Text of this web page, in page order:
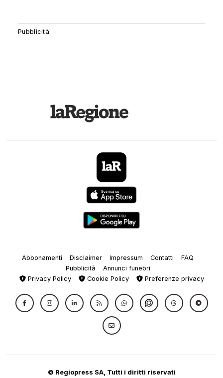
Abbonamenti Disclaimer Impressum Contatti
FAQ
Pubblicità
Annunci funebri
Privacy Policy
Cookie Policy Preferenze privacy
© Regiopress SA, Tutti i diritti riservati